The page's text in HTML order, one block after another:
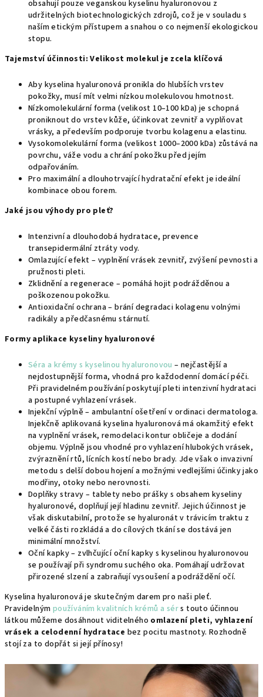
obsahují pouze veganskou kyselinu hyaluronovou z
udržitelných biotechnologických zdrojů, což je v souladu s
naším etickým přístupem a snahou o co nejmenší ekologickou
stopu.
Tajemství účinnosti: Velikost molekul je zcela klíčová
Aby kyselina hyaluronová pronikla do hlubších vrstev
pokožky, musí mít velmi nízkou molekulovou hmotnost.
Nízkomolekulární forma (velikost 10–100 kDa) je schopná
proniknout do vrstev kůže, účinkovat zevnitř a vyplňovat
vrásky, a především podporuje tvorbu kolagenu a elastinu.
Vysokomolekulární forma (velikost 1000–2000 kDa) zůstává na
povrchu, váže vodu a chrání pokožku před jejím
odpařováním.
Pro maximální a dlouhotrvající hydratační efekt je ideální
kombinace obou forem.
Jaké jsou výhody pro pleť?
Intenzivní a dlouhodobá hydratace, prevence
transepidermální ztráty vody.
Omlazující efekt – vyplnění vrásek zevnitř, zvýšení pevnosti a
pružnosti pleti.
Zklidnění a regenerace – pomáhá hojit podrážděnou a
poškozenou pokožku.
Antioxidační ochrana – brání degradaci kolagenu volnými
radikály a předčasnému stárnutí.
Formy aplikace kyseliny hyaluronové
Séra a krémy s kyselinou hyaluronovou – nejčastější a
nejdostupnější forma, vhodná pro každodenní domácí péči.
Při pravidelném používání poskytují pleti intenzivní hydrataci
a postupné vyhlazení vrásek.
Injekční výplně – ambulantní ošetření v ordinaci dermatologa.
Injekčně aplikovaná kyselina hyaluronová má okamžitý efekt
na vyplnění vrásek, remodelaci kontur obličeje a dodání
objemu. Výplně jsou vhodné pro vyhlazení hlubokých vrásek,
zvýraznění rtů, lícních kostí nebo brady. Jde však o invazivní
metodu s delší dobou hojení a možnými vedlejšími účinky jako
modřiny, otoky nebo nerovnosti.
Doplňky stravy – tablety nebo prášky s obsahem kyseliny
hyaluronové, doplňují její hladinu zevnitř. Jejich účinnost je
však diskutabilní, protože se hyaluronát v trávicím traktu z
velké části rozkládá a do cílových tkání se dostává jen
minimální množství.
Oční kapky – zvlhčující oční kapky s kyselinou hyaluronovou
se používají při syndromu suchého oka. Pomáhají udržovat
přirozené slzení a zabraňují vysoušení a podráždění očí.
Kyselina hyaluronová je skutečným darem pro naši pleť.
Pravidelným používáním kvalitních krémů a sérs touto účinnou
látkou můžeme dosáhnout viditelného omlazení pleti, vyhlazení
vrásek a celodenní hydratace bez pocitu mastnoty. Rozhodně
stojí za to dopřát si její přínosy!